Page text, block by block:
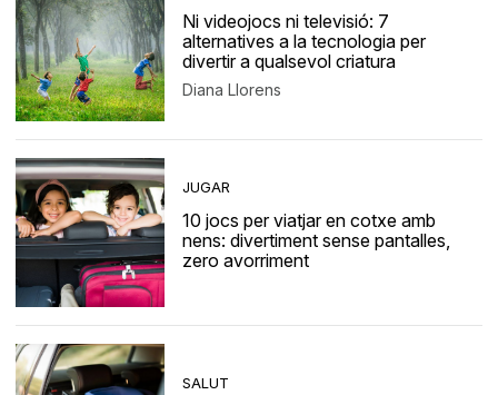
Ni videojocs ni televisió: 7
alternatives a la tecnologia per
divertir a qualsevol criatura
Diana Llorens
JUGAR
10 jocs per viatjar en cotxe amb
nens: divertiment sense pantalles,
zero avorriment
SALUT